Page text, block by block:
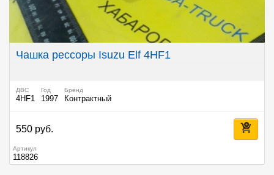
Чашка рессоры Isuzu Elf 4HF1
ДВС
4HF1
Год
1997
Бренд
Контрактный
550 руб.
Артикул
118826